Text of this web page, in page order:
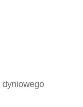
dyniowego